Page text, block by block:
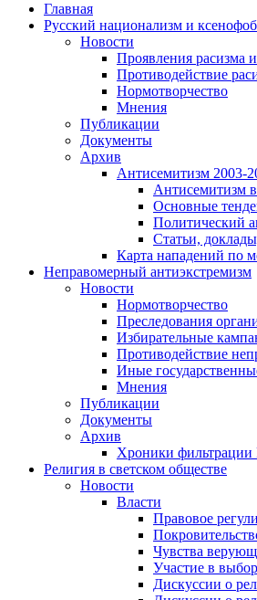
Главная
Русский национализм и
Новости
Проявления расизма
Противодействие
Нормотворчество
Мнения
Публикации
Документы
Архив
Антисемитизм 2003-
Антисемитизм
Основные
Политический
Статьи,
Карта нападений по
Неправомерный антиэкстремизм
Новости
Нормотворчество
Преследования
Избирательные
Противодействие
Иные
Мнения
Публикации
Документы
Архив
Хроники фильтрации
Религия в светском обществе
Новости
Власти
Правовое
Чувства
Участие в
Дискуссии о